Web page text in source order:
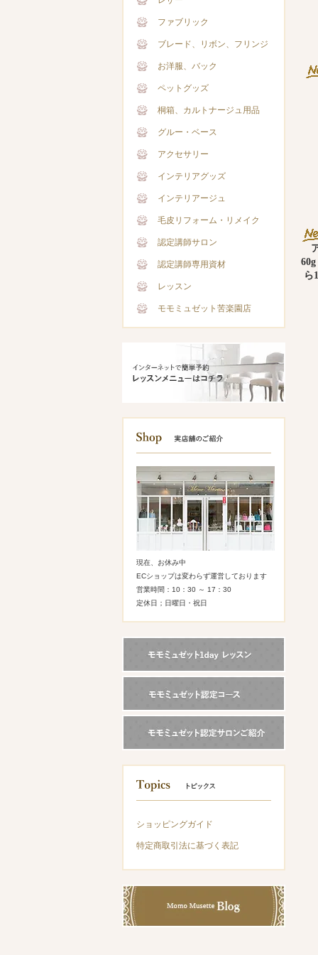
ファブリック
ブレード、リボン、フリンジ
お洋服、バック
ペットグッズ
桐箱、カルトナージュ用品
グルー・ベース
アクセサリー
インテリアグッズ
インテリアージュ
毛皮リフォーム・リメイク
認定講師サロン
認定講師専用資材
レッスン
モモミュゼット苦楽園店
現在、お休み中
ECショップは変わらず運営しております
営業時間：10：30 ～ 17：30
定休日；日曜日・祝日
ショッピングガイド
特定商取引法に基づく表記
ら